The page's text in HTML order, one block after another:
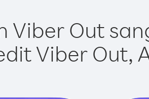
Viber Out
Viber Out,